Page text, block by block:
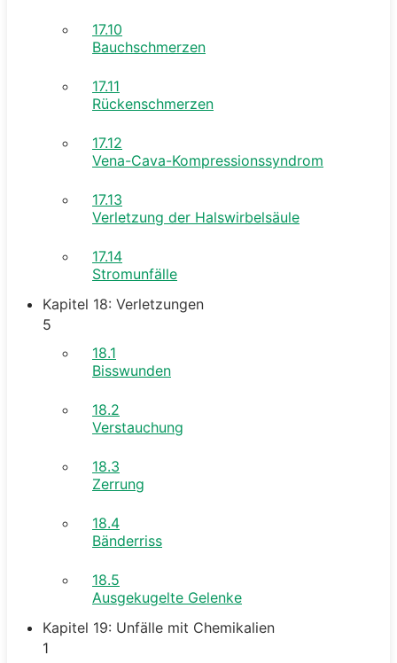
17.10
Bauchschmerzen
17.11
Rückenschmerzen
17.12
Vena-Cava-Kompressionssyndrom
17.13
Verletzung der Halswirbelsäule
17.14
Stromunfälle
Kapitel 18: Verletzungen
5
18.1
Bisswunden
18.2
Verstauchung
18.3
Zerrung
18.4
Bänderriss
18.5
Ausgekugelte Gelenke
Kapitel 19: Unfälle mit Chemikalien
1